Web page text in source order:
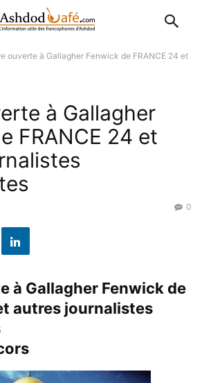
ouverte à Gallagher Fenwick de FRANCE 24 et
à Gallagher
FRANCE 24 et
0
à Gallagher Fenwick de
autres journalistes